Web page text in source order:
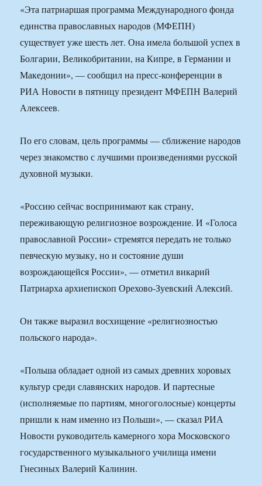
«Эта патриаршая программа Международного фонда
единства православных народов (МФЕПН)
существует уже шесть лет. Она имела большой успех в
Болгарии, Великобритании, на Кипре, в Германии и
Македонии», — сообщил на пресс-конференции в
РИА Новости в пятницу президент МФЕПН Валерий
Алексеев.
По его словам, цель программы — сближение народов
через знакомство с лучшими произведениями русской
духовной музыки.
«Россию сейчас воспринимают как страну,
переживающую религиозное возрождение. И «Голоса
православной России» стремятся передать не только
певческую музыку, но и состояние души
возрождающейся России», — отметил викарий
Патриарха архиепископ Орехово-Зуевский Алексий.
Он также выразил восхищение «религиозностью
польского народа».
«Польша обладает одной из самых древних хоровых
культур среди славянских народов. И партесные
(исполняемые по партиям, многоголосные) концерты
пришли к нам именно из Польши», — сказал РИА
Новости руководитель камерного хора Московского
государственного музыкального училища имени
Гнесиных Валерий Калинин.